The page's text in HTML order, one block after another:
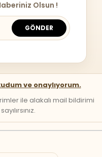
Olsun !
GÖNDER
ve onaylıyorum.
ile alakalı mail bildirimi